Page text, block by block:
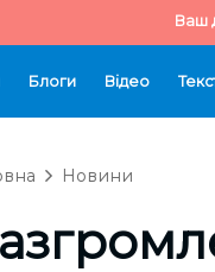
Ваш
Блоги Відео
Новини